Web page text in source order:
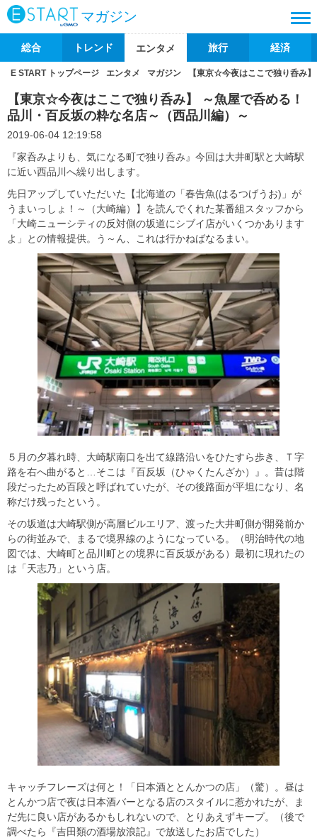
マガジン
総合 トレンド エンタメ 旅行 経済
E START トップページ エンタメ マガジン 【東京☆今夜はここで独り呑み
【東京☆今夜はここで独り呑み】 ～魚屋で呑める！
品川・百反坂の粋な名店～（西品川編）～
2019-06-04 12:19:58
『家呑みよりも、気になる町で独り呑み』今回は大井町駅と大崎駅
に近い西品川へ繰り出します。
先日アップしていただいた【北海道の「春告魚(はるつげうお)」が
うまいっしょ！～（大崎編）】を読んでくれた某番組スタッフから
「大崎ニューシティの反対側の坂道にシブイ店がいくつかあります
よ」との情報提供。う～ん、これは行かねばなるまい。
５月の夕暮れ時、大崎駅南口を出て線路沿いをひたすら歩き、Ｔ字
路を右へ曲がると…そこは『百反坂（ひゃくたんざか）』。昔は階
段だったため百段と呼ばれていたが、その後路面が平坦になり、名
称だけ残ったという。
その坂道は大崎駅側が高層ビルエリア、渡った大井町側が開発前か
らの街並みで、まるで境界線のようになっている。（明治時代の地
図では、大崎町と品川町との境界に百反坂がある）最初に現れたの
は「天志乃」という店。
キャッチフレーズは何と！「日本酒ととんかつの店」（驚）。昼は
とんかつ店で夜は日本酒バーとなる店のスタイルに惹かれたが、ま
だ先に良い店があるかもしれないので、とりあえずキープ。（後で
調べたら『吉田類の酒場放浪記』で放送したお店でした）